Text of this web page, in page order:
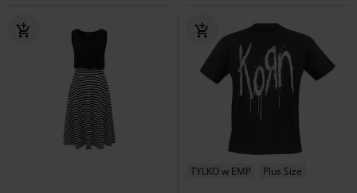
TYLKO w EMP Plus Size